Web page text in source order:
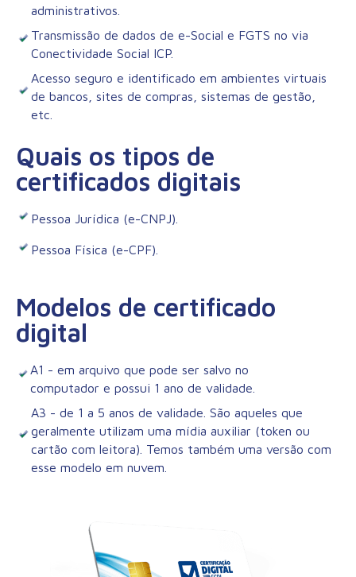
administrativos.
Transmissão de dados de e-Social e FGTS no via
Conectividade Social ICP.
Acesso seguro e identificado em ambientes virtuais
de bancos, sites de compras, sistemas de gestão,
etc.
Quais os tipos de
certificados digitais
Pessoa Jurídica (e-CNPJ).
Pessoa Física (e-CPF).
Modelos de certificado
digital
A1 - em arquivo que pode ser salvo no
computador e possui 1 ano de validade.
A3 - de 1 a 5 anos de validade. São aqueles que
geralmente utilizam uma mídia auxiliar (token ou
cartão com leitora). Temos também uma versão com
esse modelo em nuvem.